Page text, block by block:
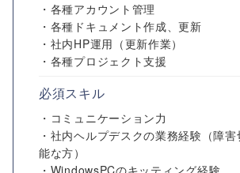
・各種アカウント管理
・各種ドキュメント作成、更新
・社内HP運用（更新作業）
・各種プロジェクト支援
必須スキル
・コミュニケーション力
・社内ヘルプデスクの業務経験（障
能な方）
・WindowsPCのキッティング経験